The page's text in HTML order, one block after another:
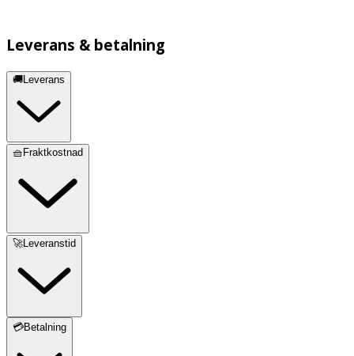
Leverans & betalning
🚚Leverans
🧺Fraktkostnad
🚀Leveranstid
💳Betalning